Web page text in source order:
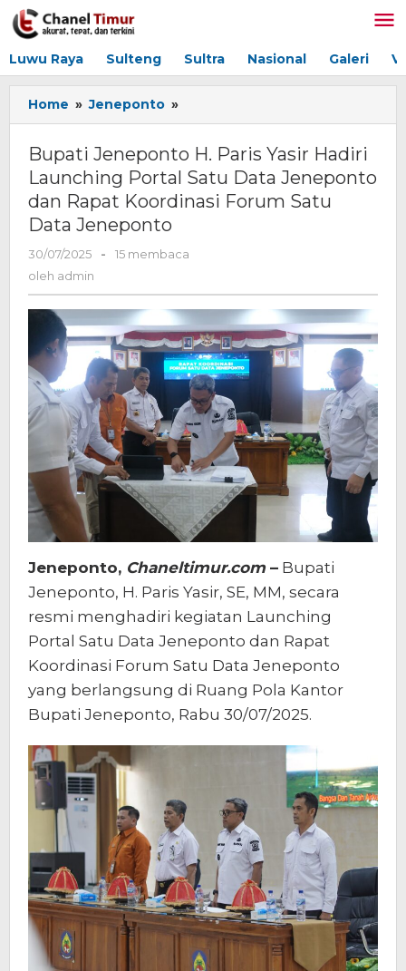
Lewati
ke
Luwu Raya Sulteng Sultra Nasional Galeri
Home » Jeneponto »
Jeneponto
Paris
Yasir
Hadiri
Satu
Jeneponto
dan
Rapat
Koordinasi
Forum
Satu
Data
Jeneponto
Bupati Jeneponto H. Paris Yasir Hadiri
Launching Portal Satu Data Jeneponto
dan Rapat Koordinasi Forum Satu
Data Jeneponto
30/07/2025
oleh
-
15 membaca
oleh admin
Jeneponto, Chaneltimur.com– Bupati
Jeneponto, H. Paris Yasir, SE, MM, secara
resmi menghadiri kegiatan Launching
Portal Satu Data Jeneponto dan Rapat
Koordinasi Forum Satu Data Jeneponto
yang berlangsung di Ruang Pola Kantor
Bupati Jeneponto, Rabu 30/07/2025.